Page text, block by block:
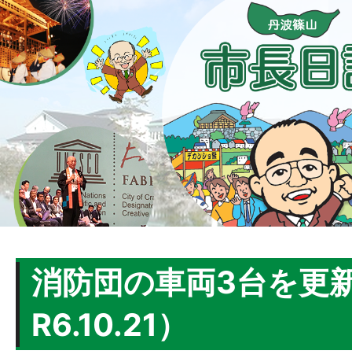
消防団の車両3台を更
R6.10.21）